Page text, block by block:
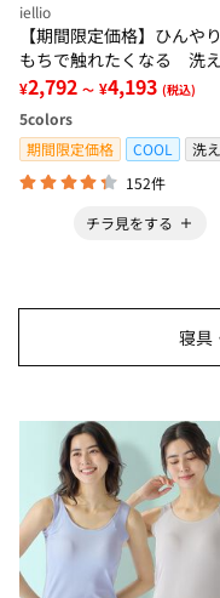
iellio
【期間限定価格】ひんや
もちで触れたくなる 洗
グ＜低反発・滑りにくい・
冷感・防ダニ・カーペット
¥2,792 ～ ¥4,193 (税込)
5colors
期間限定価格
COOL
洗
152件
チラ見をする
寝具